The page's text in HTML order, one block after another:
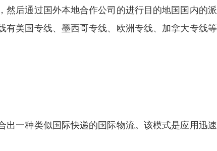
后通过国外本地合作公司的进行目的地国国内的
美国专线、墨西哥专线、欧洲专线、加拿大专线
一种类似国际快递的国际物流。该模式是应用迅